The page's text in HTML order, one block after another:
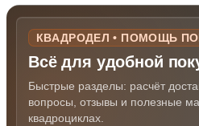
КВАДРОДЕЛ • ПОМОЩЬ
Всё для удобной
Быстрые разделы: расчёт
вопросы, отзывы и полезные
квадроциклах.